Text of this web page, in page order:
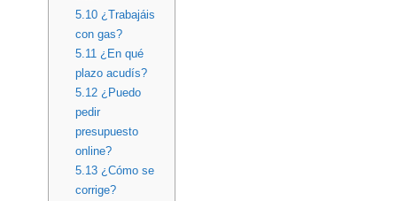
5.10¿Trabajáis
con gas?
5.11 ¿En qué
plazo acudís?
5.12¿Puedo
pedir
presupuesto
online?
5.13¿Cómo se
corrige?